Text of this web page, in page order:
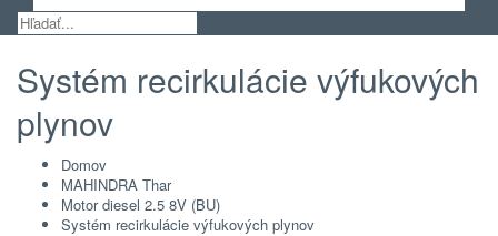
Systém recirkulácie výfukových
plynov
Domov
MAHINDRA Thar
Motor diesel 2.5 8V (BU)
Systém recirkulácie výfukových plynov